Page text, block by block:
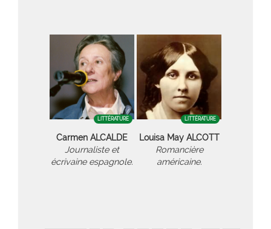
LITTÉRATURE
Carmen ALCALDE
Journaliste et
écrivaine espagnole.
LITTÉRATURE
Louisa May ALCOTT
Romancière
américaine.